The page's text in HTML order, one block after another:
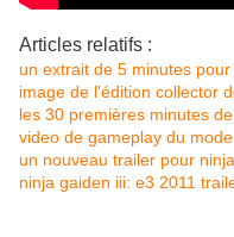
Articles relatifs :
un extrait de 5 minutes
image de l'édition collector
les 30 premières minutes
video de gameplay du
un nouveau trailer pour
ninja gaiden iii: e3 2011